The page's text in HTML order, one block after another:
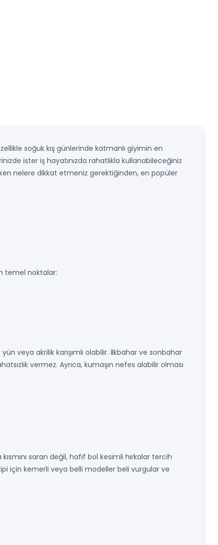
soğuk kış günlerinde katmanlı giyimin en
ister iş hayatınızda rahatlıkla kullanabileceğiniz
nelere dikkat etmeniz gerektiğinden, en popüler
temel noktalar:
yün veya akrilik karışımlı olabilir. İlkbahar ve sonbahar
vermez. Ayrıca, kumaşın nefes alabilir olması
saran değil, hafif bol kesimli hırkalar tercih
için kemerli veya belli modeller beli vurgular ve